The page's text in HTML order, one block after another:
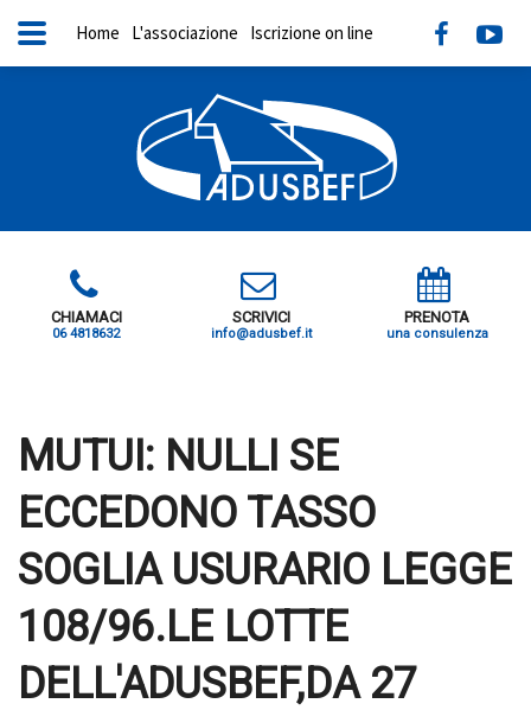
CHIAMACI
06 4818632
SCRIVICI
info@adusbef.it
PRENOTA
una consulenza
Home L'associazione Iscrizione on line
MUTUI: NULLI SE
ECCEDONO TASSO
SOGLIA USURARIO LEGGE
108/96.LE LOTTE
DELL'ADUSBEF,DA 27